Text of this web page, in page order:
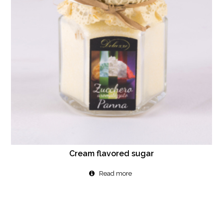
Cream flavored sugar
Read more